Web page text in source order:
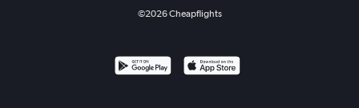
©2026Cheapflights